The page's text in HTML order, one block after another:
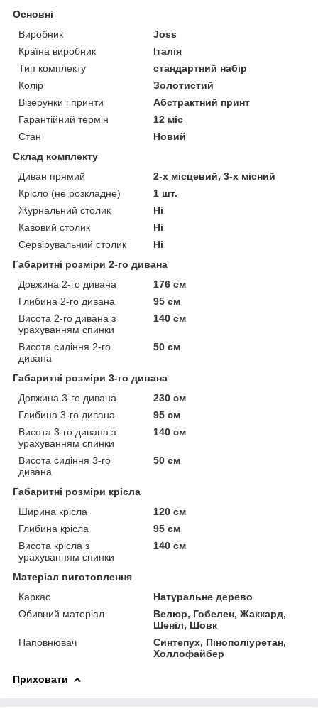
Основні
Виробник
Joss
Країна виробник
Італія
Тип комплекту
стандартний набір
Колір
Золотистий
Візерунки і принти
Абстрактний принт
Гарантійний термін
12 міс
Стан
Новий
Склад комплекту
Диван прямий
2-х місцевий, 3-х місний
Крісло (не розкладне)
1 шт.
Журнальний столик
Ні
Кавовий столик
Ні
Сервірувальний столик
Ні
Габаритні розміри 2-го дивана
Довжина 2-го дивана
176 см
Глибина 2-го дивана
95 см
Висота 2-го дивана з
урахуванням спинки
140 см
Висота сидіння 2-го
дивана
50 см
Габаритні розміри 3-го дивана
Довжина 3-го дивана
230 см
Глибина 3-го дивана
95 см
Висота 3-го дивана з
урахуванням спинки
140 см
Висота сидіння 3-го
дивана
50 см
Габаритні розміри крісла
Ширина крісла
120 см
Глибина крісла
95 см
Висота крісла з
урахуванням спинки
140 см
Матеріал виготовлення
Каркас
Натуральне дерево
Обивний матеріал
Велюр, Гобелен, Жаккард,
Шеніл, Шовк
Наповнювач
Синтепух, Пінополіуретан,
Холлофайбер
Приховати